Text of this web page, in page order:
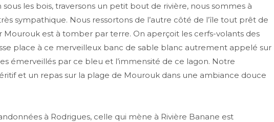
les bois, traversons un petit bout de rivière, nous sommes à
sympathique. Nous ressortons de l’autre côté de l’île tout prêt de
Mourouk est à tomber par terre. On aperçoit les cerfs-volants des
place à ce merveilleux banc de sable blanc autrement appelé sur
émerveillés par ce bleu et l’immensité de ce lagon. Notre
et un repas sur la plage de Mourouk dans une ambiance douce
à Rodrigues, celle qui mène à Rivière Banane est